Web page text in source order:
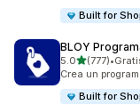
Built for
BLOY
5.0de 5 estrellas
(777)
777 reseñas en
•
Crea un
Built for